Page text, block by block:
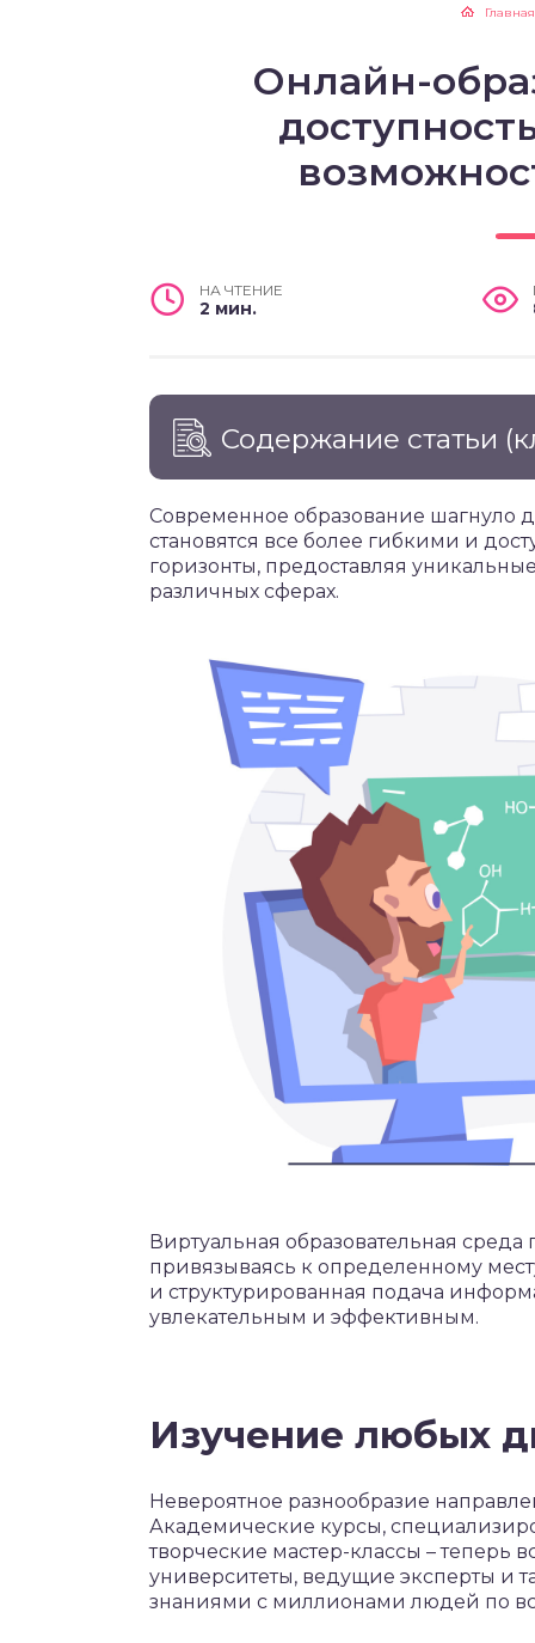
Главная
Онлайн-
НА ЧТЕНИЕ
2 мин.
Содержание статьи
Современное образование шагнуло
становятся все более гибкими и
горизонты, предоставляя
различных сферах.
Виртуальная образовательная
привязываясь к определенному
и структурированная подача
увлекательным и эффективным.
Изучение любых
Невероятное разнообразие
Академические курсы,
творческие мастер-классы – теперь
университеты, ведущие эксперты и
знаниями с миллионами людей по